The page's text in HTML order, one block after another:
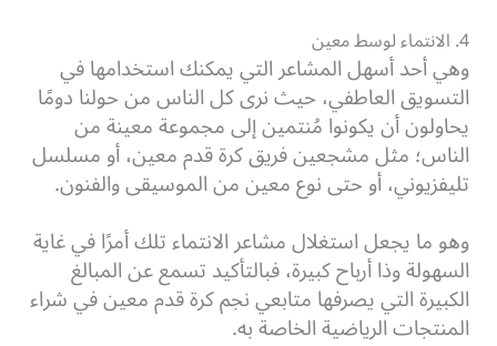
4. الانتماء لوسط معين
وهي أحد أسهل المشاعر التي يمكنك استخدامها في
التسويق العاطفي، حيث نرى كل الناس من حولنا دومًا
يحاولون أن يكونوا مُنتمين إلى مجموعة معينة من
الناس؛ مثل مشجعين فريق كرة قدم معين، أو مسلسل
تليفزيوني، أو حتى نوع معين من الموسيقى والفنون.
وهو ما يجعل استغلال مشاعر الانتماء تلك أمرًا في غاية
السهولة وذا أرباح كبيرة، فبالتأكيد تسمع عن المبالغ
الكبيرة التي يصرفها متابعي نجم كرة قدم معين في شراء
المنتجات الرياضية الخاصة به.